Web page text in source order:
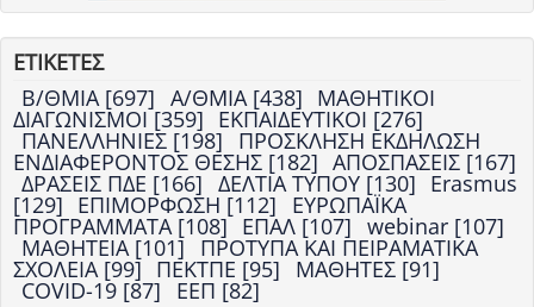
ΕΤΙΚΕΤΕΣ
Β/ΘΜΙΑ [697] Α/ΘΜΙΑ [438] ΜΑΘΗΤΙΚΟΙ
ΔΙΑΓΩΝΙΣΜΟΙ [359] ΕΚΠΑΙΔΕΥΤΙΚΟΙ [276]
ΠΑΝΕΛΛΗΝΙΕΣ [198] ΠΡΟΣΚΛΗΣΗ ΕΚΔΗΛΩΣΗ
ΕΝΔΙΑΦΕΡΟΝΤΟΣ ΘΕΣΗΣ [182] ΑΠΟΣΠΑΣΕΙΣ [167]
ΔΡΑΣΕΙΣ ΠΔΕ [166] ΔΕΛΤΙΑ ΤΥΠΟΥ [130] Erasmus
[129] ΕΠΙΜΟΡΦΩΣΗ [112] ΕΥΡΩΠΑΪΚΑ
ΠΡΟΓΡΑΜΜΑΤΑ [108] ΕΠΑΛ [107] webinar [107]
ΜΑΘΗΤΕΙΑ [101] ΠΡΟΤΥΠΑ ΚΑΙ ΠΕΙΡΑΜΑΤΙΚΑ
ΣΧΟΛΕΙΑ [99] ΠΕΚΤΠΕ [95] ΜΑΘΗΤΕΣ [91]
COVID-19 [87] ΕΕΠ [82]